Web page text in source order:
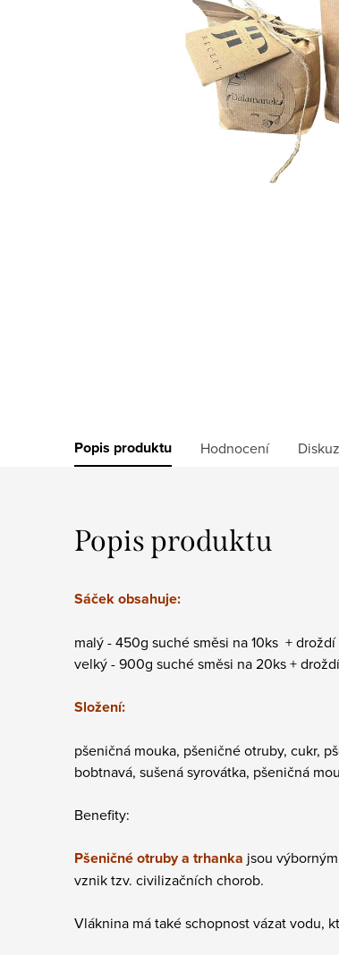
Popis produktu Hodnocení
Popis produktu
Sáček obsahuje:
malý - 450g suché směsi na 10ks + droždí
velký - 900g suché směsi na 20ks + droždí
Složení:
pšeničná mouka, pšeničné otruby, cukr,
bobtnavá, sušená syrovátka, pšeničná
Benefity:
Pšeničné otruby a trhanka jsou
vznik tzv. civilizačních chorob.
Vláknina má také schopnost vázat vodu,